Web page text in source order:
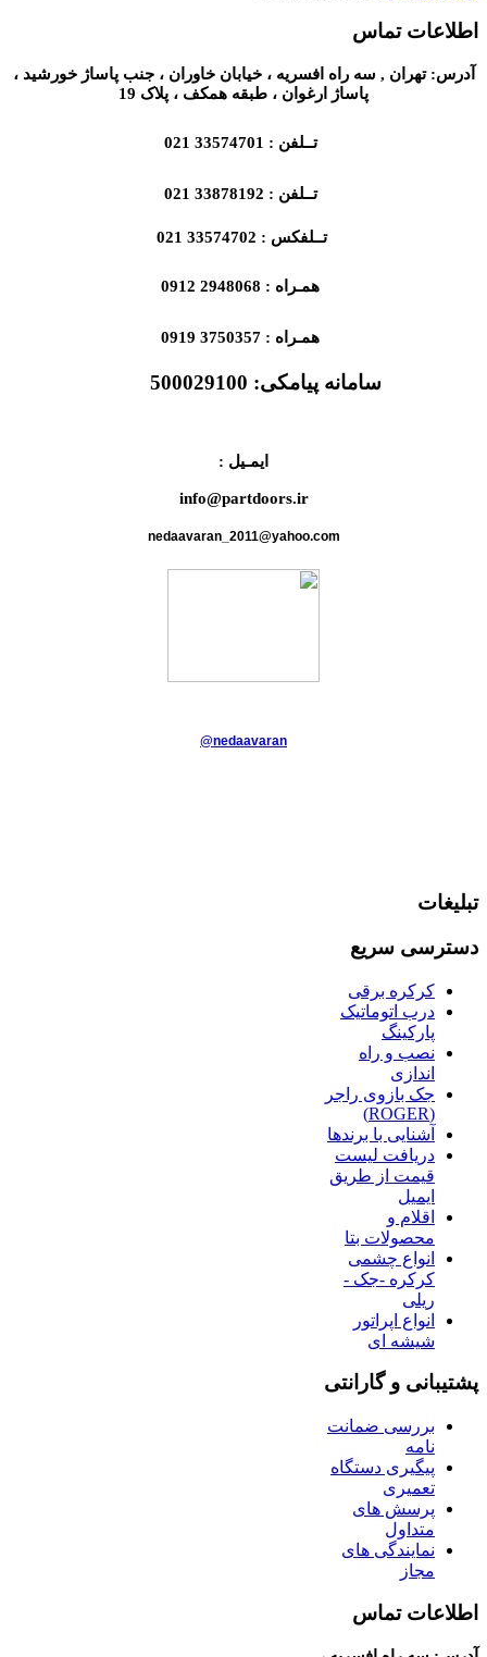
اطلاعات تماس
آدرس: تهران , سه راه افسریه ، خیابان خاوران ، جنب پاساژ خورشید ،
پاساژ ارغوان ، طبقه همکف ، پلاک 19
تــلفن : 33574701 021
تــلفن : 33878192 021
تــلفکس : 33574702 021
همـراه : 2948068 0912
همـراه : 3750357 0919
سامانه پیامکی: 500029100
ایمـیل :
info@partdoors.ir
nedaavaran_2011@yahoo.com
@nedaavaran
تبلیغات
دسترسی سریع
کرکره برقی
درب اتوماتیک
پارکینگ
نصب و راه
اندازی
جک بازوی راجر
(ROGER)
آشنایی با برندها
دریافت لیست
قیمت از طریق
ایمیل
اقلام و
محصولات بتا
انواع چشمی
کرکره -جک -
ریلی
انواع اپراتور
شیشه ای
پشتیبانی و گارانتی
بررسی ضمانت
نامه
پیگیری دستگاه
تعمیری
پرسش های
متداول
نمایندگی های
مجاز
اطلاعات تماس